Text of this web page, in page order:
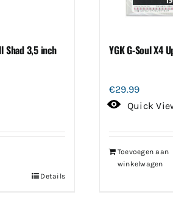
Shad 3,5 inch
Details
YGK G-Soul X4
€29.99
Quick
Toevoegen aan
winkelwagen